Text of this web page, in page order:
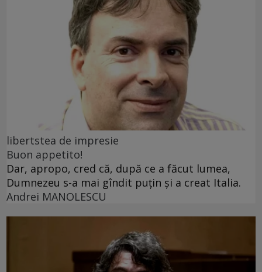
libertstea de impresie
Buon appetito!
Dar, apropo, cred că, după ce a făcut lumea,
Dumnezeu s-a mai gîndit puțin și a creat Italia.
Andrei MANOLESCU